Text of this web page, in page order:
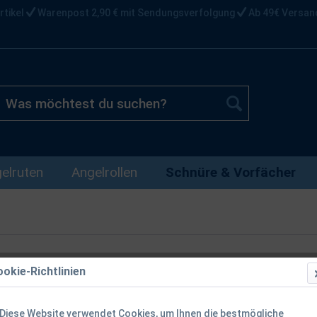
Warenpost 2,90 € mit Sendungsverfolgung Ab 49€
Angelrollen Schnüre & Vorfächer
Balzer Iron
Richtlinien
Diese Website verwendet Cookies, um Ihnen die bestmögliche